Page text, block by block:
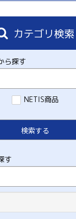
カテゴリ検索
ら探す
NETIS商品
す